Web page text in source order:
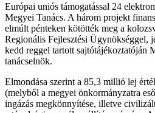
Európai uniós támogatással 24
Megyei Tanács. A három projekt
elmúlt pénteken kötötték meg a
Regionális Fejlesztési Ügynökséggel,
kedd reggel tartott sajtótájékoztatóján
tanácselnök.
Elmondása szerint a 85,3 millió lej
(melyből a megyei önkormányzatra
ingázás megkönnyítése, illetve